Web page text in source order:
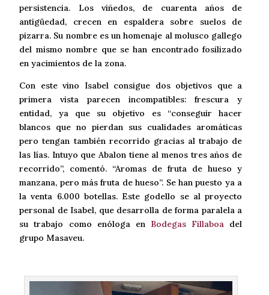
persistencia. Los viñedos, de cuarenta años de
antigüedad, crecen en espaldera sobre suelos de
pizarra. Su nombre es un homenaje al molusco gallego
del mismo nombre que se han encontrado fosilizado
en yacimientos de la zona.
Con este vino Isabel consigue dos objetivos que a
primera vista parecen incompatibles: frescura y
entidad, ya que su objetivo es “conseguir hacer
blancos que no pierdan sus cualidades aromáticas
pero tengan también recorrido gracias al trabajo de
las lías. Intuyo que Abalon tiene al menos tres años de
recorrido”, comentó. “Aromas de fruta de hueso y
manzana, pero más fruta de hueso”. Se han puesto ya a
la venta 6.000 botellas. Este godello se al proyecto
personal de Isabel, que desarrolla de forma paralela a
su trabajo como enóloga enBodegas Fillaboa del
grupo Masaveu.